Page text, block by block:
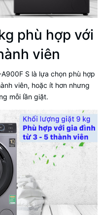
phù hợp với
viên
S là lựa chọn phù hợp
viên, hoặc ít hơn nhưng
mỗi lần giặt.